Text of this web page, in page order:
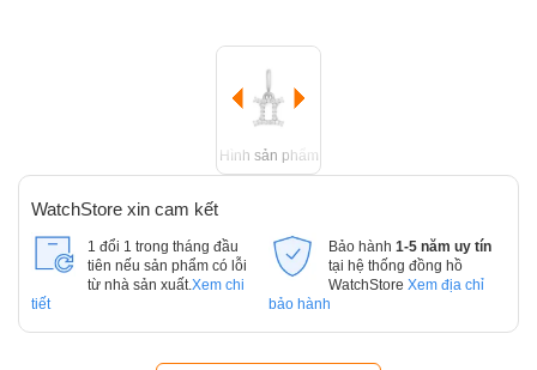
Hình sản phẩm
WatchStore xin cam kết
1 đổi 1 trong tháng đầu
tiên nếu sản phẩm có lỗi
từ nhà sản xuất. Xem chi
tiết
Bảo hành 1-5 năm uy tín
tại hệ thống đồng hồ
WatchStore Xem địa chỉ
bảo hành